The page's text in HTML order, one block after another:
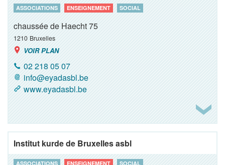
ASSOCIATIONS ENSEIGNEMENT SOCIAL
chaussée de Haecht 75
1210 Bruxelles
VOIR PLAN
02 218 05 07
info@eyadasbl.be
www.eyadasbl.be
Institut kurde de Bruxelles asbl
ASSOCIATIONS ENSEIGNEMENT SOCIAL